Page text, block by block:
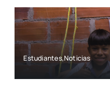
Estudiantes,Noticias